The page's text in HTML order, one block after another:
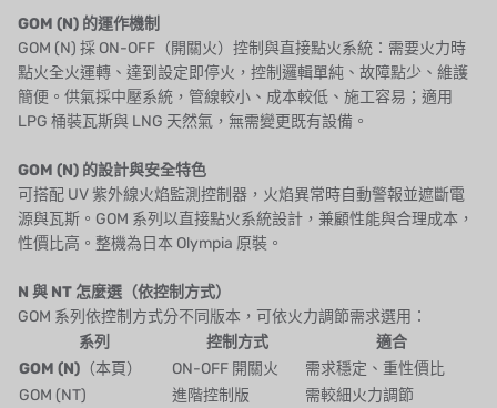
義大利 BRAHMA
SAGINOMIYA
AZBIL (YAMATAKE)
OLTREMARE
NIPCON
TROCHOID
國產
GOM (N) 的運作機制
GOM (N) 採 ON-OFF（開關火）控制與直接點火系統：需要火力時
點火全火運轉、達到設定即停火，控制邏輯單純、故障點少、維護
簡便。供氣採中壓系統，管線較小、成本較低、施工容易；適用
LPG 桶裝瓦斯與 LNG 天然氣，無需變更既有設備。
GOM (N) 的設計與安全特色
可搭配 UV 紫外線火焰監測控制器，火焰異常時自動警報並遮斷電
源與瓦斯。GOM 系列以直接點火系統設計，兼顧性能與合理成本，
性價比高。整機為日本 Olympia 原裝。
N 與 NT 怎麼選（依控制方式）
GOM 系列依控制方式分不同版本，可依火力調節需求選用：
系列
控制方式
適合
GOM (N) （本頁） ON-OFF 開關火
需求穩定、重性價比
GOM (NT)
進階控制版
需較細火力調節